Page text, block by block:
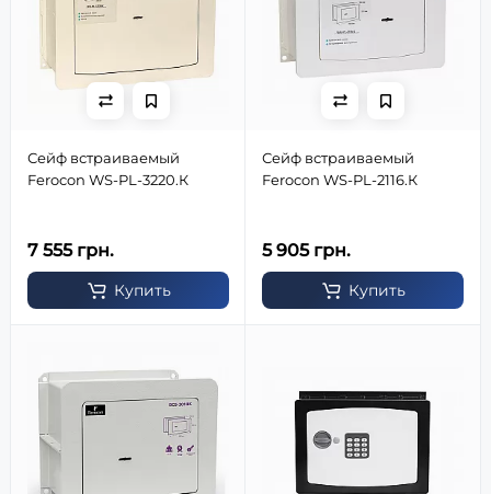
Сейф встраиваемый
Ferocon WS-PL-3220.К
7 555 грн.
Купить
Сейф встраиваемый
Ferocon WS-PL-2116.К
5 905 грн.
Купить